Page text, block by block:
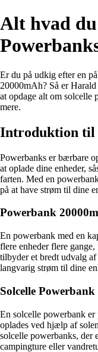
Alt hvad
Er du på udkig efter en
20000mAh? Så er
at opdage alt om solcelle
mere.
Introduktion til
Powerbanks er bærbare
at oplade dine enheder,
farten. Med en
på at have strøm til dine
Powerbank
En powerbank med en
flere enheder flere
tilbyder et bredt udvalg
langvarig strøm til dine
Solcelle
En solcelle powerbank er
oplades ved hjælp af
solcelle powerbanks, der
campingture eller